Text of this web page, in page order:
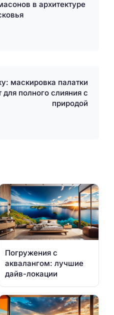
в архитектуре
маскировка палатки
полного слияния с
природой
Погружения с
аквалангом: лучшие
дайв-локации